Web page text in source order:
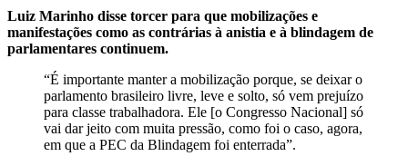
Luiz Marinho disse torcer para que mobilizações e
manifestações como as contrárias à anistia e à blindagem de
parlamentares continuem.
“É importante manter a mobilização porque, se deixar o
parlamento brasileiro livre, leve e solto, só vem prejuízo
para classe trabalhadora. Ele [o Congresso Nacional] só
vai dar jeito com muita pressão, como foi o caso, agora,
em que a PEC da Blindagem foi enterrada”.